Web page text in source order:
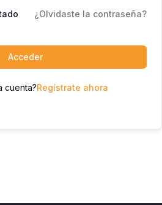
¿Olvidaste la contraseña?
Acceder
cuenta?Regístrate ahora